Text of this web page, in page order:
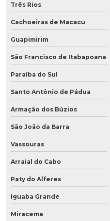
Três Rios
Cachoeiras de Macacu
Guapimirim
São Francisco de Itabapoana
Paraíba do Sul
Santo Antônio de Pádua
Armação dos Búzios
São João da Barra
Vassouras
Arraial do Cabo
Paty do Alferes
Iguaba Grande
Miracema